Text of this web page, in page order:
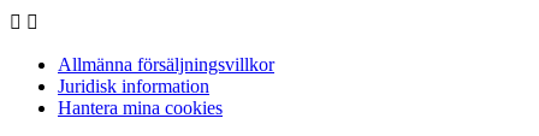
 
Allmänna försäljningsvillkor
Juridisk information
Hantera mina cookies